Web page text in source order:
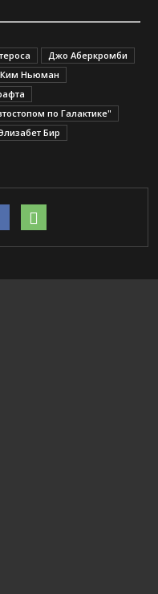
Джо Аберкромби
Ким Ньюман
по Галактике"
Бир